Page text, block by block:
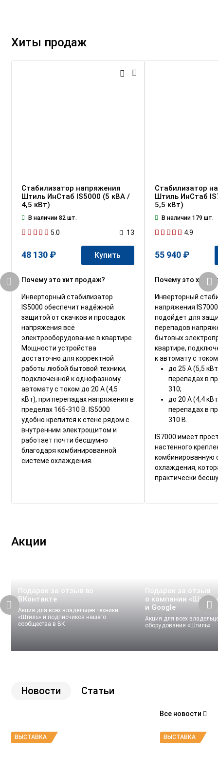
Хиты продаж
Стабилизатор напряжения
Штиль ИнСтаб IS5000 (5 кВА /
4,5 кВт)
В наличии 82 шт.
5.0 13
48 130 ₽ Купить
Почему это хит продаж?
Инверторный стабилизатор
IS5000 обеспечит надёжной
защитой от скачков и просадок
напряжения всё
электрооборудование в квартире.
Мощности устройства
достаточно для корректной
работы любой бытовой техники,
подключенной к однофазному
автомату с током до 20 А (4,5
кВт), при перепадах напряжения в
пределах 165-310 В. IS5000
удобно крепится к стене рядом с
внутренним электрощитом и
работает почти бесшумно
благодаря комбинированной
системе охлаждения.
Стабилизатор
Штиль ИнСтаб
5,5 кВт)
В наличии 179 шт.
4.9
55 940 ₽
Почему это хит
Инверторный
напряжения
подойдет для
перепадов
бытовых
квартире,
к автомату с
до 25 А (5,5
перепадах в
310;
до 20 А (4,4
перепадах в
310 В.
IS7000 имеет
настенного
комбинированную
охлаждения,
практически
Акции
Подарок за отзыв во
ВКонтакте
Акция для всех владельцев техники
«Штиль» и подписчиков нашего
сообщества в ВК
Подарок за отзыв
о компании
и Google
Акция для всех
оборудования «Штиль»
Новости Статьи
Все новости
ВЫСТАВКА ВЫСТАВКА